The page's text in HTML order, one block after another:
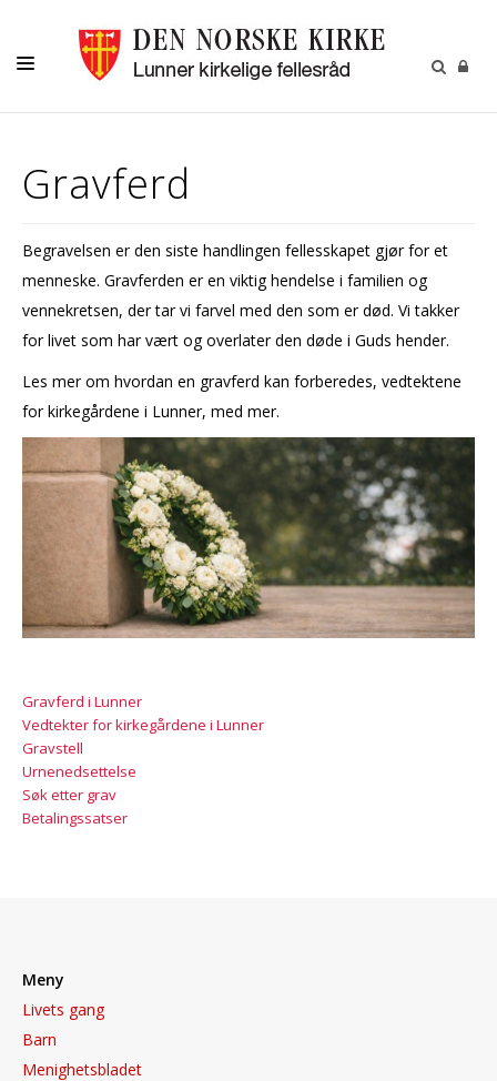
BARN OG UNGE
MENIGHETSBLADET
KALENDER
KONTAKT
Gravferd
Begravelsen er den siste handlingen fellesskapet gjør for et
menneske. Gravferden er en viktig hendelse i familien og
vennekretsen, der tar vi farvel med den som er død. Vi takker
for livet som har vært og overlater den døde i Guds hender.
Les mer om hvordan en gravferd kan forberedes, vedtektene
for kirkegårdene i Lunner, med mer.
Gravferd i Lunner
Vedtekter for kirkegårdene i Lunner
Gravstell
Urnenedsettelse
Søk etter grav
Betalingssatser
Meny
Livets gang
Barn
Menighetsbladet